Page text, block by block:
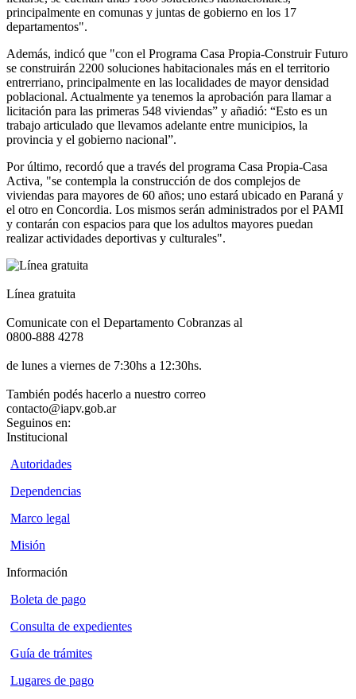
principalmente en comunas y juntas de gobierno en los 17
departamentos".
Además, indicó que "con el Programa Casa Propia-Construir Futuro
se construirán 2200 soluciones habitacionales más en el territorio
entrerriano, principalmente en las localidades de mayor densidad
poblacional. Actualmente ya tenemos la aprobación para llamar a
licitación para las primeras 548 viviendas” y añadió: “Esto es un
trabajo articulado que llevamos adelante entre municipios, la
provincia y el gobierno nacional”.
Por último, recordó que a través del programa Casa Propia-Casa
Activa, "se contempla la construcción de dos complejos de
viviendas para mayores de 60 años; uno estará ubicado en Paraná y
el otro en Concordia. Los mismos serán administrados por el PAMI
y contarán con espacios para que los adultos mayores puedan
realizar actividades deportivas y culturales".
Línea gratuita
Comunicate con el Departamento Cobranzas al
0800-888 4278
de lunes a viernes de 7:30hs a 12:30hs.
También podés hacerlo a nuestro correo
contacto@iapv.gob.ar
Seguinos en:
Institucional
Autoridades
Dependencias
Marco legal
Misión
Información
Boleta de pago
Consulta de expedientes
Guía de trámites
Lugares de pago